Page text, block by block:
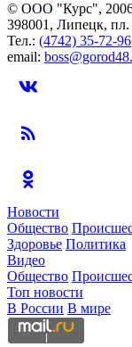
© ООО "Курс",
398001, Липецк,
Тел.: (4742) 35-72-96
email:
Новости
Общество
Здоровье Политика
Видео
Общество
Топ новости
В России В мире